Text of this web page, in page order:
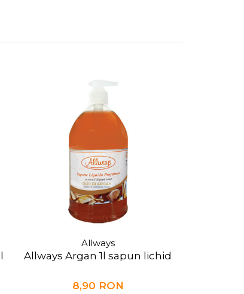
Allways
Allways Argan 1l sapun lichid
8,90 RON